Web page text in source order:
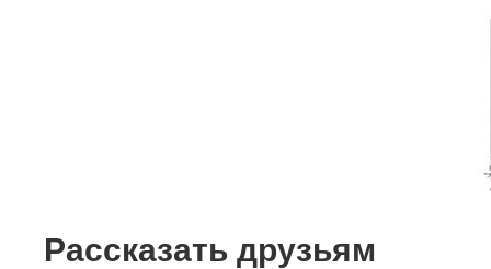
Рассказать друзьям